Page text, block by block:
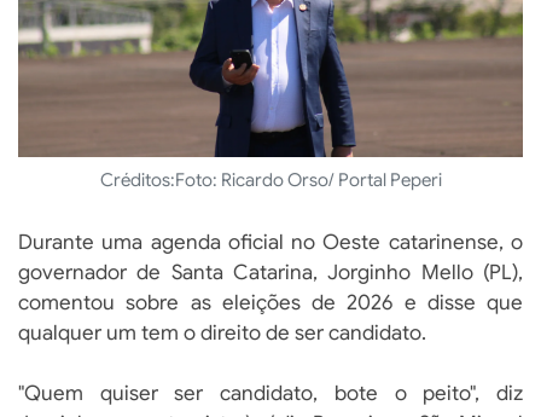
Créditos:Foto: Ricardo Orso/ Portal Peperi
Durante uma agenda oficial no Oeste catarinense, o
governador de Santa Catarina, Jorginho Mello (PL),
comentou sobre as eleições de 2026 e disse que
qualquer um tem o direito de ser candidato.
"Quem quiser ser candidato, bote o peito", diz